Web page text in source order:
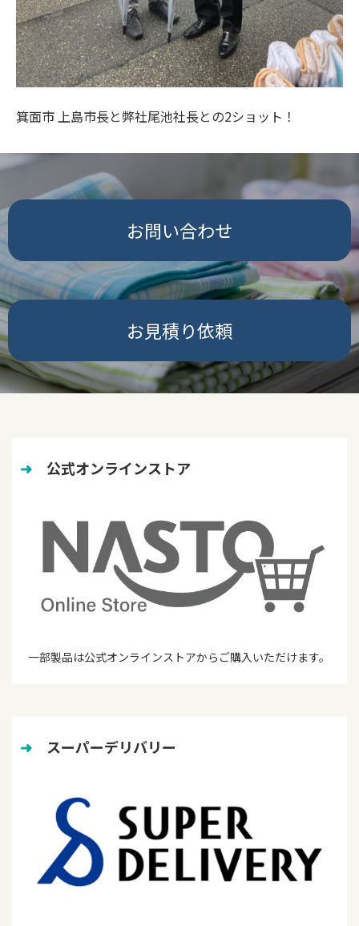
箕面市 上島市長と弊社尾池社長との2ショット！
お問い合わせ
お見積り依頼
➜ 公式オンラインストア
一部製品は公式オンラインストアからご購入いただけます。
➜ スーパーデリバリー